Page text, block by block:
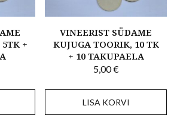
+
VINEERIST SÜDAME
KUJUGA TOORIK, 10 TK
+ 10 TAKUPAELA
5,00€
LISA KORVI